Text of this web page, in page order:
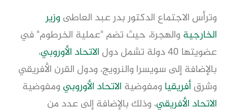
وترأس الاجتماع الدكتور بدر عبد العاطىوزير
الخارجية والهجرة، حيث تضم "عملية الخرطوم" في
عضويتها 40 دولة تشمل دول
الاتحاد الأوروبي،
بالإضافة إلى سويسرا والنرويج، ودول القرن الأفريقي
وشرقأفريقيا ومفوضية الاتحاد الأوروبي ومفوضية
الاتحاد الأفريقي، وذلك بالإضافة إلى عدد من